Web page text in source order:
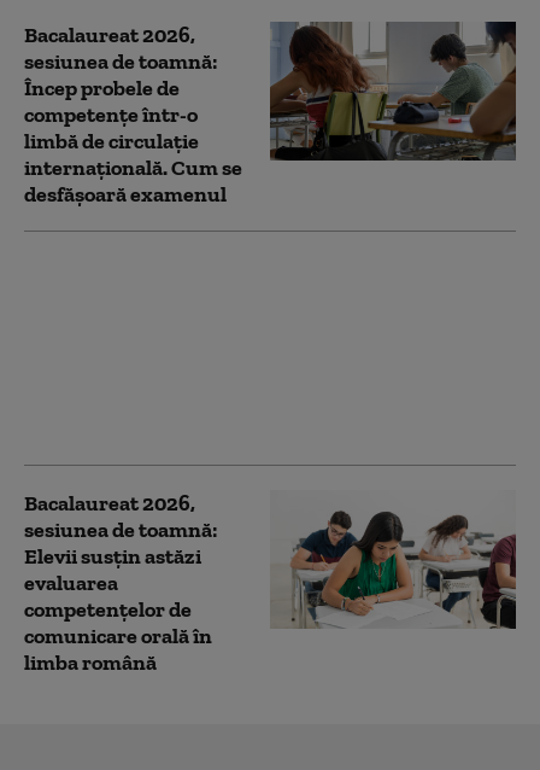
Bacalaureat 2026,
sesiunea de toamnă:
Încep probele de
competențe într-o
limbă de circulație
internațională. Cum se
desfășoară examenul
Bacalaureat 2026,
sesiunea de toamnă:
Elevii susțin astăzi
evaluarea
competențelor de
comunicare orală în
limba română